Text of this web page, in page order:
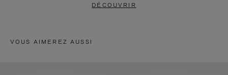
DÉCOUVRIR
VOUS AIMEREZ AUSSI